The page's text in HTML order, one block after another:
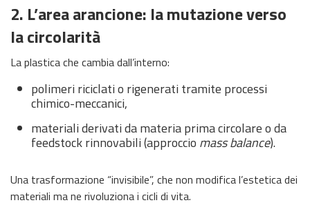
2. L’area arancione: la mutazione verso
la circolarità
La plastica che cambia dall’interno:
polimeri riciclati o rigenerati tramite processi
chimico-meccanici,
materiali derivati da materia prima circolare o da
feedstock rinnovabili (approccio mass balance).
Una trasformazione “invisibile”, che non modifica l’estetica dei
materiali ma ne rivoluziona i cicli di vita.